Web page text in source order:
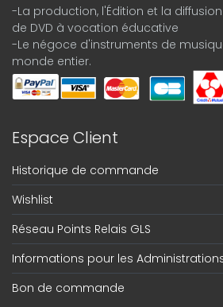
-La production, l'Édition et la
de DVD à vocation éducative
-Le négoce d'instruments de
monde entier.
Espace Client
Historique de commande
Wishlist
Réseau Points Relais GLS
Informations pour les
Bon de commande